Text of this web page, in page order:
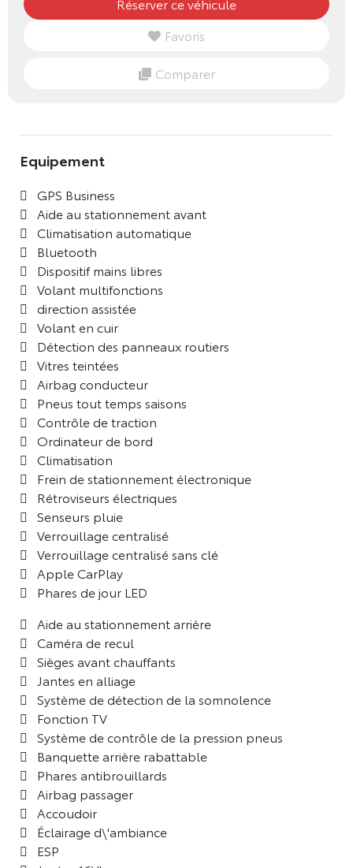
Réserver ce véhicule
Favoris
Comparer
Equipement
GPS Business
Aide au stationnement avant
Climatisation automatique
Bluetooth
Dispositif mains libres
Volant multifonctions
direction assistée
Volant en cuir
Détection des panneaux routiers
Vitres teintées
Airbag conducteur
Pneus tout temps saisons
Contrôle de traction
Ordinateur de bord
Climatisation
Frein de stationnement électronique
Rétroviseurs électriques
Senseurs pluie
Verrouillage centralisé
Verrouillage centralisé sans clé
Apple CarPlay
Phares de jour LED
Aide au stationnement arrière
Caméra de recul
Sièges avant chauffants
Jantes en alliage
Système de détection de la somnolence
Fonction TV
Système de contrôle de la pression pneus
Banquette arrière rabattable
Phares antibrouillards
Airbag passager
Accoudoir
Éclairage d\'ambiance
ESP